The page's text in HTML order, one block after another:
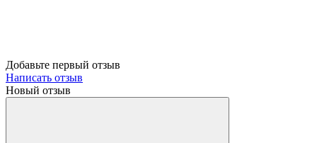
Добавьте первый отзыв
Написать отзыв
Новый отзыв